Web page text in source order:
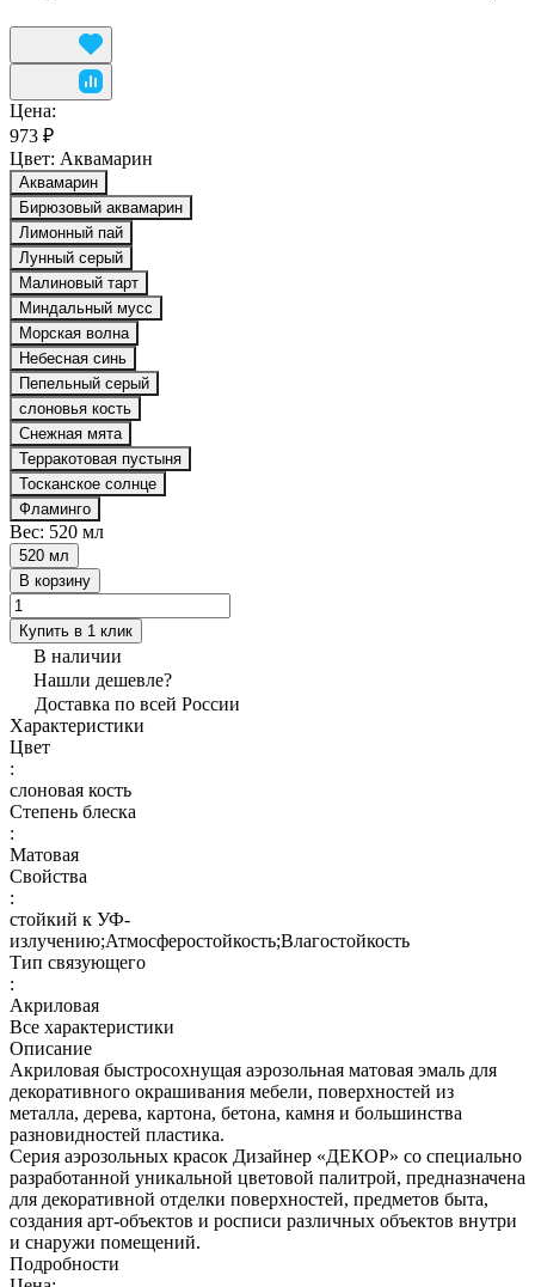
Цена:
973 ₽
Цвет: Аквамарин
Аквамарин
Бирюзовый аквамарин
Лимонный пай
Лунный серый
Малиновый тарт
Миндальный мусс
Морская волна
Небесная синь
Пепельный серый
слоновья кость
Снежная мята
Терракотовая пустыня
Тосканское солнце
Фламинго
Вес: 520 мл
520 мл
В корзину
Купить в 1 клик
В наличии
Нашли дешевле?
Доставка по всей России
Характеристики
Цвет
:
слоновая кость
Степень блеска
:
Матовая
Свойства
:
стойкий к УФ-
излучению;Атмосферостойкость;Влагостойкость
Тип связующего
:
Акриловая
Все характеристики
Описание
Акриловая быстросохнущая аэрозольная матовая эмаль для
декоративного окрашивания мебели, поверхностей из
металла, дерева, картона, бетона, камня и большинства
разновидностей пластика.
Серия аэрозольных красок Дизайнер «ДЕКОР» со специально
разработанной уникальной цветовой палитрой, предназначена
для декоративной отделки поверхностей, предметов быта,
создания арт-объектов и росписи различных объектов внутри
и снаружи помещений.
Подробности